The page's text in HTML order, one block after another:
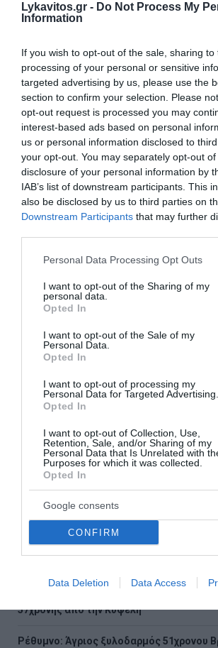
Lykavitos.gr - Do Not Process My
Information
If you wish to opt-out of the sale, sharing
processing of your personal or sensitive
targeted advertising by us, please use the
section to confirm your selection. Please
opt-out request is processed you may
interest-based ads based on personal
us or personal information disclosed to
your opt-out. You may separately opt-out
disclosure of your personal information by
IAB’s list of downstream participants. This
also be disclosed by us to third parties on
Downstream Participants that may further
Please note that this website/app uses one
not limited to your visit or usage behaviour.
grant or deny consent to Google and its
use your data for below specified purposes
consent section.
Personal Data Processing Opt Outs
I want to opt-out of the Sharing of my
personal data.
Opted In
I want to opt-out of the Sale of my
Personal Data.
Opted In
I want to opt-out of processing my
Personal Data for Targeted Advertising.
Opted In
I want to opt-out of Collection, Use,
Retention, Sale, and/or Sharing of my
Personal Data that Is Unrelated with
Purposes for which it was collected.
Opted In
Google consents
CONFIRM
Data Deletion Data Access
δικαιολογούνται.
Το υπουργείο Εθνικής Οικονομίας
εκτιμά ότι με τα ηλεκτρονικά μέσα
μπορεί να επιτύχει φέτος
των δημοσίων εσόδων, καθώς
εμφανίσει διπλάσιο πρωτογενές
σχέση με το 2023, ενώ παράλληλα
μοιράσει λεφτά στους πολίτες για
σχετικά πολιτικά οφέλη.
Συντάξεις: Πότε θα αποφανθεί
Ανώτατο Δικαστήριο για την
παρατυπίες - Έως 3.000 ευρώ τα
επιβράβευσης
Έρχεται διπλή αλλαγή στις
ισχύσει για τους μισθωτούς, τι
επαγγελματίες και αγρότες
στο Google News
και μάθετε πρώτοι
ειδήσεις
Ροή ειδήσεων
57χρονης από την Κυψέλη
Ρέθυμνο: Άγριος ξυλοδαρμός 51χρονου